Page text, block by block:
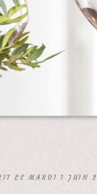
LE MARDI 1 JUIN